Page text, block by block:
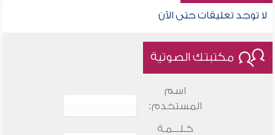
لا توجد تعليقات حتى الآن
مكتبتك الصوتية
اسم
المستخدم:
كـلـــمـة